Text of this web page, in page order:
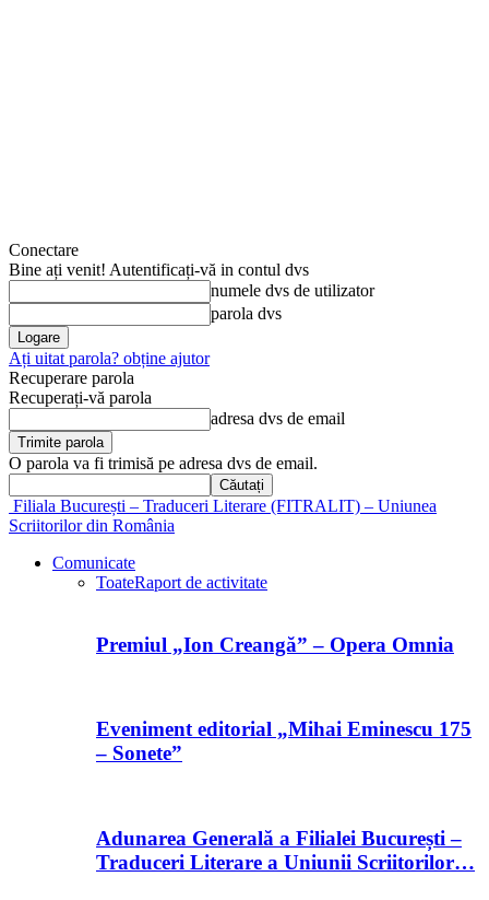
Conectare
Bine ați venit! Autentificați-vă in contul dvs
numele dvs de utilizator
parola dvs
Ați uitat parola? obține ajutor
Recuperare parola
Recuperați-vă parola
adresa dvs de email
O parola va fi trimisă pe adresa dvs de email.
Filiala București – Traduceri Literare (FITRALIT) – Uniunea
Scriitorilor din România
Comunicate
ToateRaport de activitate
Premiul „Ion Creangă” – Opera Omnia
Eveniment editorial „Mihai Eminescu 175
– Sonete”
Adunarea Generală a Filialei București –
Traduceri Literare a Uniunii Scriitorilor…